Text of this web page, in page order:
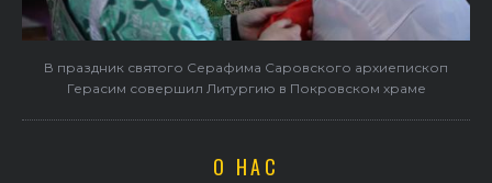
В праздник святого Серафима Саровского архиепископ
Герасим совершил Литургию в Покровском храме
О НАС